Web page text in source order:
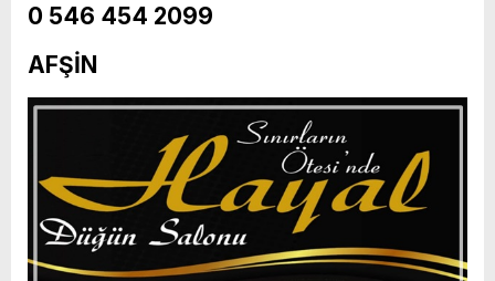
0 546 454 2099
AFŞİN